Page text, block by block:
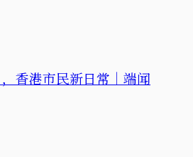
，香港市民新日常｜端闻